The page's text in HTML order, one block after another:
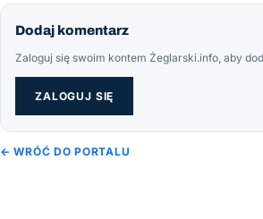
Dodaj komentarz
Zaloguj się swoim kontem Żeglarski.info, aby
ZALOGUJ SIĘ
← WRÓĆ DO PORTALU